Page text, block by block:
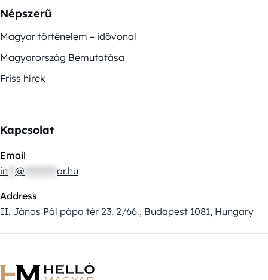
Népszerű
Magyar történelem – idővonal
Magyarország Bemutatása
Friss hírek
Kapcsolat
Email
in @ ar.hu
Address
II. János Pál pápa tér 23. 2/66., Budapest 1081, Hungary